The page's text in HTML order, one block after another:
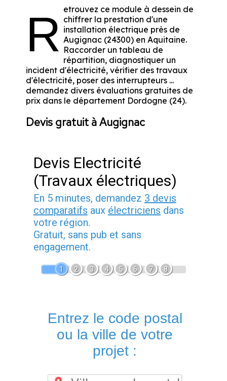
R etrouvez ce module à dessein de
chiffrer la prestation d'une
installation électrique près de
Augignac (24300) en Aquitaine.
Raccorder un tableau de
répartition, diagnostiquer un
incident d'électricité, vérifier des travaux
d'électricité, poser des interrupteurs ...
demandez divers évaluations gratuites de
prix dans le département Dordogne (24).
Devis gratuit à Augignac
Devis Electricité
(Travaux électriques)
En 5 minutes, demandez 3 devis
comparatifs aux électriciens dans
votre région.
Gratuit, sans pub et sans
engagement.
1 2 3 4 5 6 7 8
Entrez le code postal
ou la ville de votre
projet :